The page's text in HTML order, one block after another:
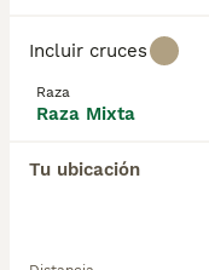
Incluir cruces
Raza
Raza Mixta
Tu ubicación
Sólo puro
Guardar búsqueda